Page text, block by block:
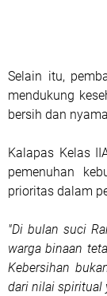
Selain itu,
mendukung
bersih dan
Kalapas Kelas
pemenuhan
prioritas dalam
"Di bulan suci
warga binaan
Kebersihan
dari nilai spiritual